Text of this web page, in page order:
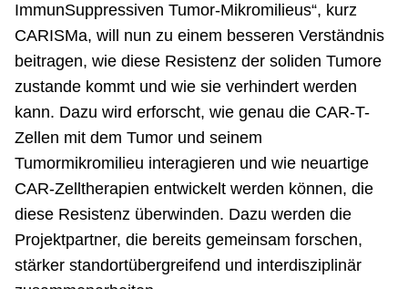
ImmunSuppressiven Tumor-Mikromilieus“, kurz
CARISMa, will nun zu einem besseren Verständnis
beitragen, wie diese Resistenz der soliden Tumore
zustande kommt und wie sie verhindert werden
kann. Dazu wird erforscht, wie genau die CAR-T-
Zellen mit dem Tumor und seinem
Tumormikromilieu interagieren und wie neuartige
CAR-Zelltherapien entwickelt werden können, die
diese Resistenz überwinden. Dazu werden die
Projektpartner, die bereits gemeinsam forschen,
stärker standortübergreifend und interdisziplinär